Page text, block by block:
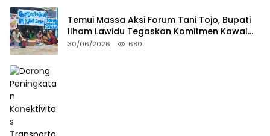
Temui Massa Aksi Forum Tani Tojo, Bupati
Ilham Lawidu Tegaskan Komitmen Kawal
Persoalan Sertifikat Lahan
30/06/2026 680